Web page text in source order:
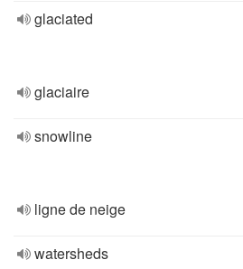
glaciated
glaciaire
snowline
ligne de neige
watersheds